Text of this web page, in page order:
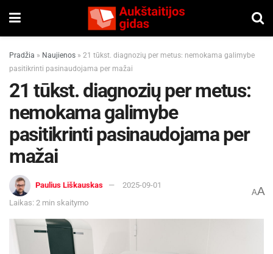
Pradžia » Naujienos » 21 tūkst. diagnozių per metus: nemokama galimybe
pasitikrinti pasinaudojama per mažai
21 tūkst. diagnozių per metus:
nemokama galimybe
pasitikrinti pasinaudojama per
mažai
Paulius Liškauskas
2025-09-01
Laikas: 2 min skaitymo
AA